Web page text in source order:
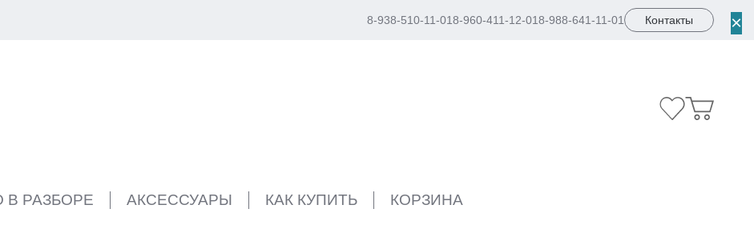
8-938-510-11-018-960-411-12-018-988-641-11-01 Контакты
В РАЗБОРЕ АКСЕССУАРЫ КАК КУПИТЬ КОРЗИНА
×